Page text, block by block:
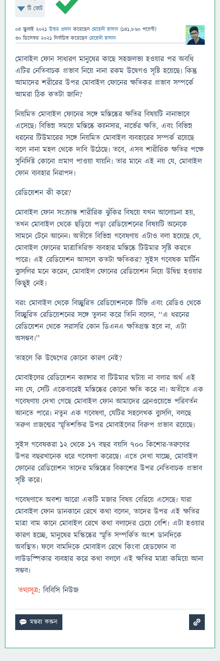
টি ভোট
05 জুলাই 2021 উত্তর প্রদান করেছেন মেহেদী হাসান (141,860 পয়েন্ট)
30 ডিসেম্বর 2021 নির্বাচিত করেছেন মেহেদী হাসান
মোবাইল ফোন সাধারণ মানুষের কাছে সহজলভ্য হওয়ার পর অবধি
এটির নেতিবাচক প্রভাব নিয়ে নানা রকম উদ্বেগও সৃষ্টি হয়েছে৷ কিন্তু
আমাদের শরীরের উপর মোবাইল ফোনের ক্ষতিকর প্রভাব সম্পর্কে
আমরা ঠিক কতটা জানি?
নিয়মিত মোবাইল ফোনের সঙ্গে মস্তিষ্কের ক্ষতির বিষয়টি নানাভাবে
এসেছে৷ বিভিন্ন সময়ে মস্তিষ্কে ক্যানসার, নার্ভের ক্ষতি, এবং বিভিন্ন
ধরনের টিউমারের সঙ্গে নিয়মিত মোবাইল ব্যবহারের সম্পর্ক রয়েছে
বলে নানা মহল থেকে দাবি উঠেছে৷ তবে, এসব শারীরিক ক্ষতির পক্ষে
সুনির্দিষ্ট কোনো প্রমাণ পাওয়া যায়নি৷ তার মানে এই নয় যে, মোবাইল
ফোন ব্যবহার নিরাপদ৷
রেডিয়েশন কী করে?
মোবাইল ফোন সংক্রান্ত শারীরিক ঝুঁকির বিষয়ে যখন আলোচনা হয়,
তখন মোবাইল থেকে ছড়িয়ে পড়া রেডিয়েশনের বিষয়টি অনেকে
সামনে টেনে আনেন৷ অতীতে বিভিন্ন গবেষণায় এটাও বলা হয়েছে যে,
মোবাইল ফোনের মাত্রাতিরিক্ত ব্যবহার মস্তিষ্কে টিউমার সৃষ্টি করতে
পারে৷ এই রেডিয়েশন আসলে কতটা ক্ষতিকর? সুইস গবেষক মার্টিন
ব়্যুসলির মনে করেন, মোবাইল ফোনের রেডিয়েশন নিয়ে উদ্বিগ্ন হওয়ার
কিছুই নেই৷
বরং মোবাইল থেকে বিচ্ছুরিত রেডিয়েশনকে টিভি এবং রেডিও থেকে
বিচ্ছুরিত রেডিয়েশনের সঙ্গে তুলনা করে তিনি বলেন, ‘‘এ ধরনের
রেডিয়েশন থেকে সরাসরি কোন ডিএনএ ক্ষতিগ্রস্ত হবে না, এটা
অসম্ভব৷''
তাহলে কি উদ্বেগের কোনো কারণ নেই?
মোবাইলের রেডিয়েশন ক্যান্সার বা টিউমার ঘটায় না বলার অর্থ এই
নয় যে, সেটি একেবারেই মস্তিষ্কের কোনো ক্ষতি করে না৷ অতীতে এক
গবেষণায় দেখা গেছে মোবাইল ফোন আমাদের ব্রেনওয়েভে পরিবর্তন
আনতে পারে৷ নতুন এক গবেষণা, যেটির সহলেখক ব়্যুসলি, বলছে
তরুণ প্রজন্মের স্মৃতিশক্তির উপর মোবাইলের বিরুপ প্রভাব রয়েছে৷
সুইস গবেষকরা ১২ থেকে ১৭ বছর বয়সি ৭০০ কিশোর-তরুণের
উপর বছরখানেক ধরে গবেষণা করেছে৷ এতে দেখা যাচ্ছে, মোবাইল
ফোনের রেডিয়েশন তাদের মস্তিষ্কের বিকাশের উপর নেতিবাচক প্রভাব
সৃষ্টি করে৷
গবেষণাতে অবশ্য আরো একটি মজার বিষয় বেরিয়ে এসেছে৷ যারা
মোবাইল ফোন ডানকানে রেখে কথা বলেন, তাদের উপর এই ক্ষতির
মাত্রা বাম কানে মোবাইল রেখে কথা বলাদের চেয়ে বেশি৷ এটা হওয়ার
কারণ হচ্ছে, মানুষের মস্কিষ্কের স্মৃতি সম্পর্কিত অংশ ডানদিকে
অবস্থিত৷ ফলে বামদিকে মোবাইল রেখে কিংবা হেডফোন বা
লাউডস্পিকার ব্যবহার করে কথা বললে এই ক্ষতির মাত্রা কমিয়ে আনা
সম্ভব৷
তথ্যসূত্র: বিবিসি নিউজ